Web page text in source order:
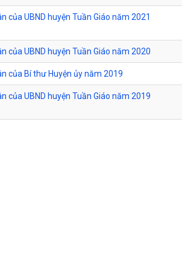
của UBND huyện Tuần Giáo năm 2021
của UBND huyện Tuần Giáo năm 2020
của Bí thư Huyện ủy năm 2019
của UBND huyện Tuần Giáo năm 2019